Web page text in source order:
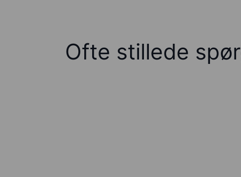
Ofte stillede